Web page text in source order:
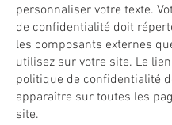
personnaliser votre texte.
de confidentialité doit
les composants externes
utilisez sur votre site. Le
politique de confidentialité
apparaître sur toutes les
site.